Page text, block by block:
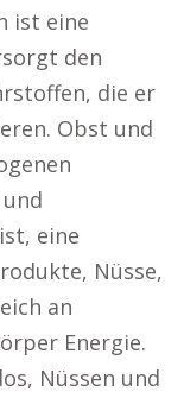
ist eine
den
die er
Obst und
eine
Nüsse,
an
Energie.
Nüssen und